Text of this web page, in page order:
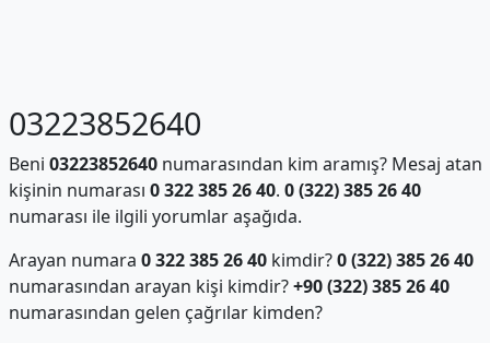
03223852640
Beni 03223852640numarasından kim aramış? Mesaj atan
kişinin numarası 0 322 385 26 40. 0 (322) 385 26 40
numarası ile ilgili yorumlar aşağıda.
Arayan numara 0 322 385 26 40kimdir?0 (322) 385 26 40
numarasından arayan kişi kimdir?+90 (322) 385 26 40
numarasından gelen çağrılar kimden?